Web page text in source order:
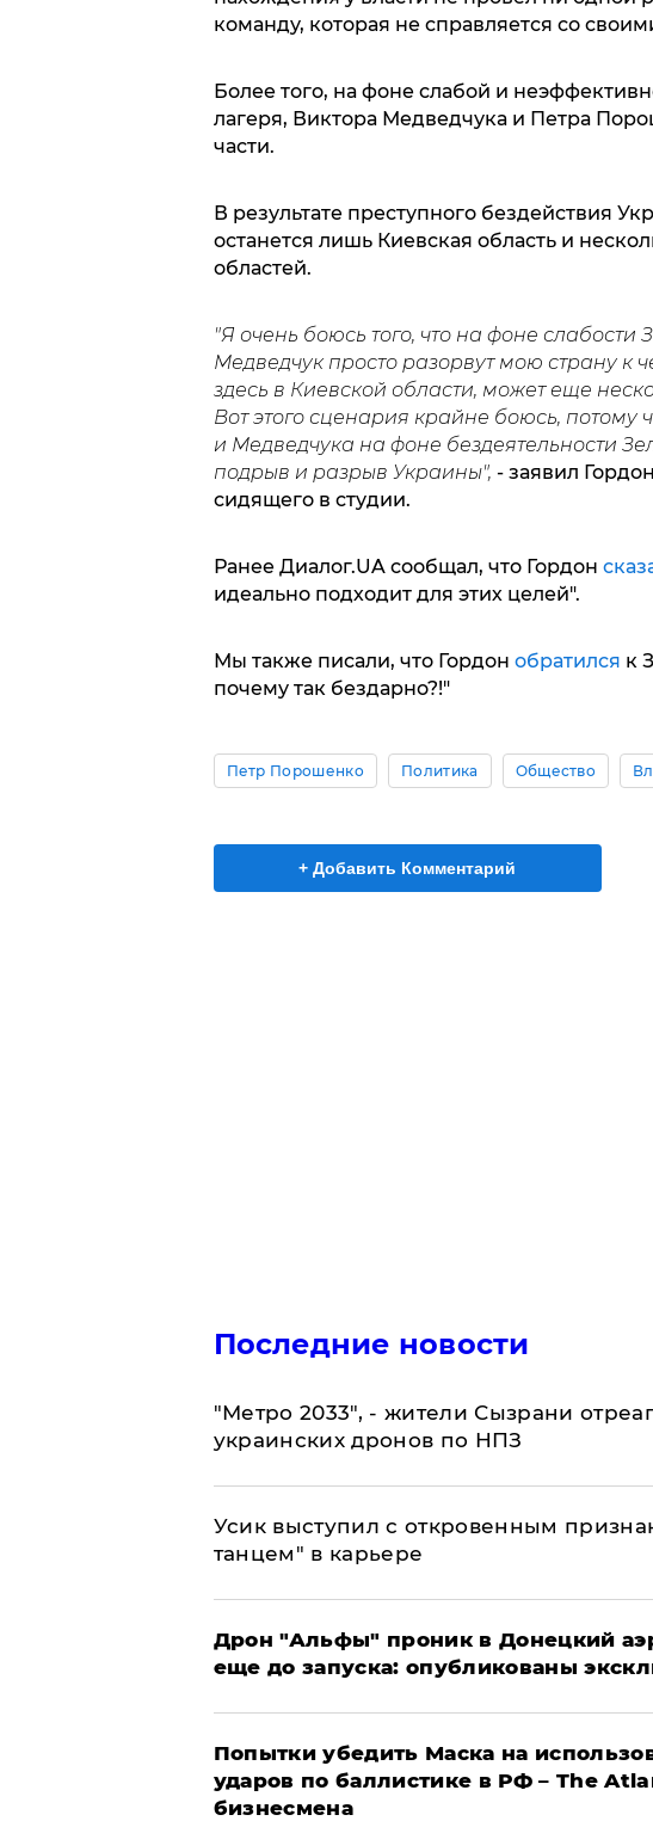
команду, которая не справляется со
Более того, на фоне слабой и
лагеря, Виктора Медведчука и Петра
части.
В результате преступного бездействия
останется лишь Киевская область и
областей.
"Я очень боюсь того, что на фоне
Медведчук просто разорвут мою страну к
здесь в Киевской области, может еще
Вот этого сценария крайне боюсь, потому
и Медведчука на фоне бездеятельности
подрыв и разрыв Украины", - заявил
сидящего в студии.
Ранее Диалог.UA сообщал, что Гордон
идеально подходит для этих целей".
Мы также писали, что Гордон обратился к
почему так бездарно?!"
Петр Порошенко Политика Общество
+ Добавить Комментарий
Последние новости
"Метро 2033", - жители Сызрани
украинских дронов по НПЗ
Усик выступил с откровенным
танцем" в карьере
Дрон "Альфы" проник в Донецкий
еще до запуска: опубликованы
Попытки убедить Маска на
ударов по баллистике в РФ – The
бизнесмена